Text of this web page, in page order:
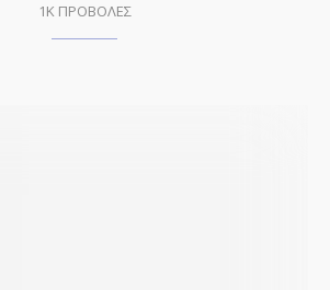
1K ΠΡΟΒΟΛΕΣ